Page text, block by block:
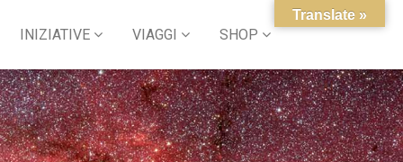
INIZIATIVE VIAGGI SHOP
Translate »